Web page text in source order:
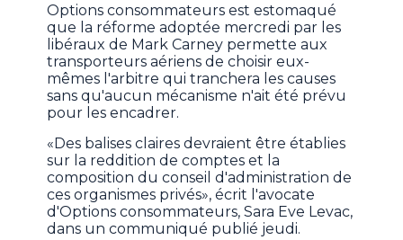
Options consommateurs est estomaqué
que la réforme adoptée mercredi par les
libéraux de Mark Carney permette aux
transporteurs aériens de choisir eux-
mêmes l'arbitre qui tranchera les causes
sans qu'aucun mécanisme n'ait été prévu
pour les encadrer.
«Des balises claires devraient être établies
sur la reddition de comptes et la
composition du conseil d'administration de
ces organismes privés», écrit l'avocate
d'Options consommateurs, Sara Eve Levac,
dans un communiqué publié jeudi.